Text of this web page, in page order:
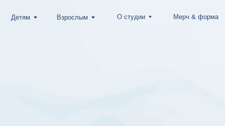
Детям
Взрослым О студии
Детям Мерч & форма